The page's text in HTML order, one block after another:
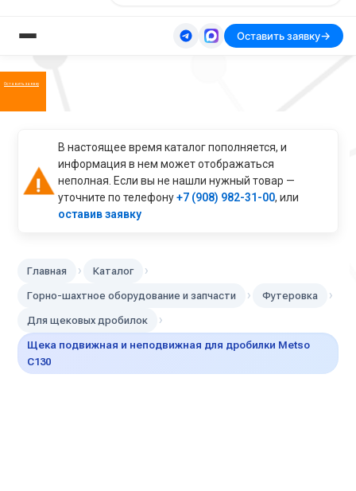
Оставить заявку
Оставить заявку
В настоящее время каталог пополняется, и
информация в нем может отображаться
неполная. Если вы не нашли нужный товар —
уточните по телефону+7 (908) 982-31-00, или
оставив заявку
Главная › Каталог ›
Горно-шахтное оборудование и запчасти › Футеровка ›
Для щековых дробилок ›
Щека подвижная и неподвижная для дробилки Metso
С130